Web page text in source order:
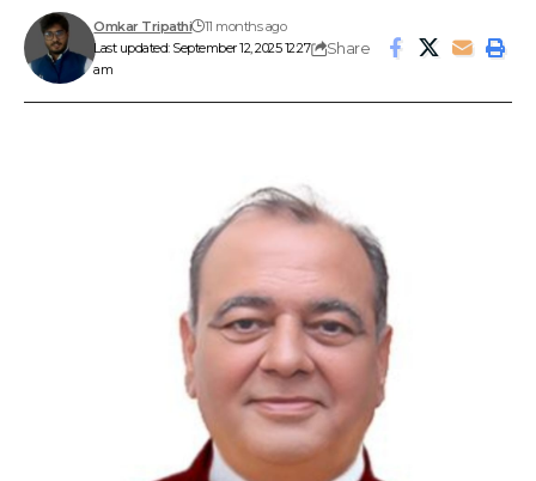
Last updated: September 12, 2025 12:27
am
Omkar Tripathi 11 months ago
Share